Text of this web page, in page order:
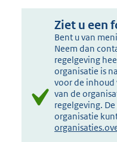
Ziet u een
Bent u van
Neem dan
regelgeving
organisatie is
voor de inhoud
van de
regelgeving.
organisatie